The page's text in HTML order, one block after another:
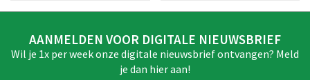
AANMELDEN VOOR DIGITALE NIEUWSBRIEF
Wil je 1x per week onze digitale nieuwsbrief ontvangen? Meld
je dan hier aan!